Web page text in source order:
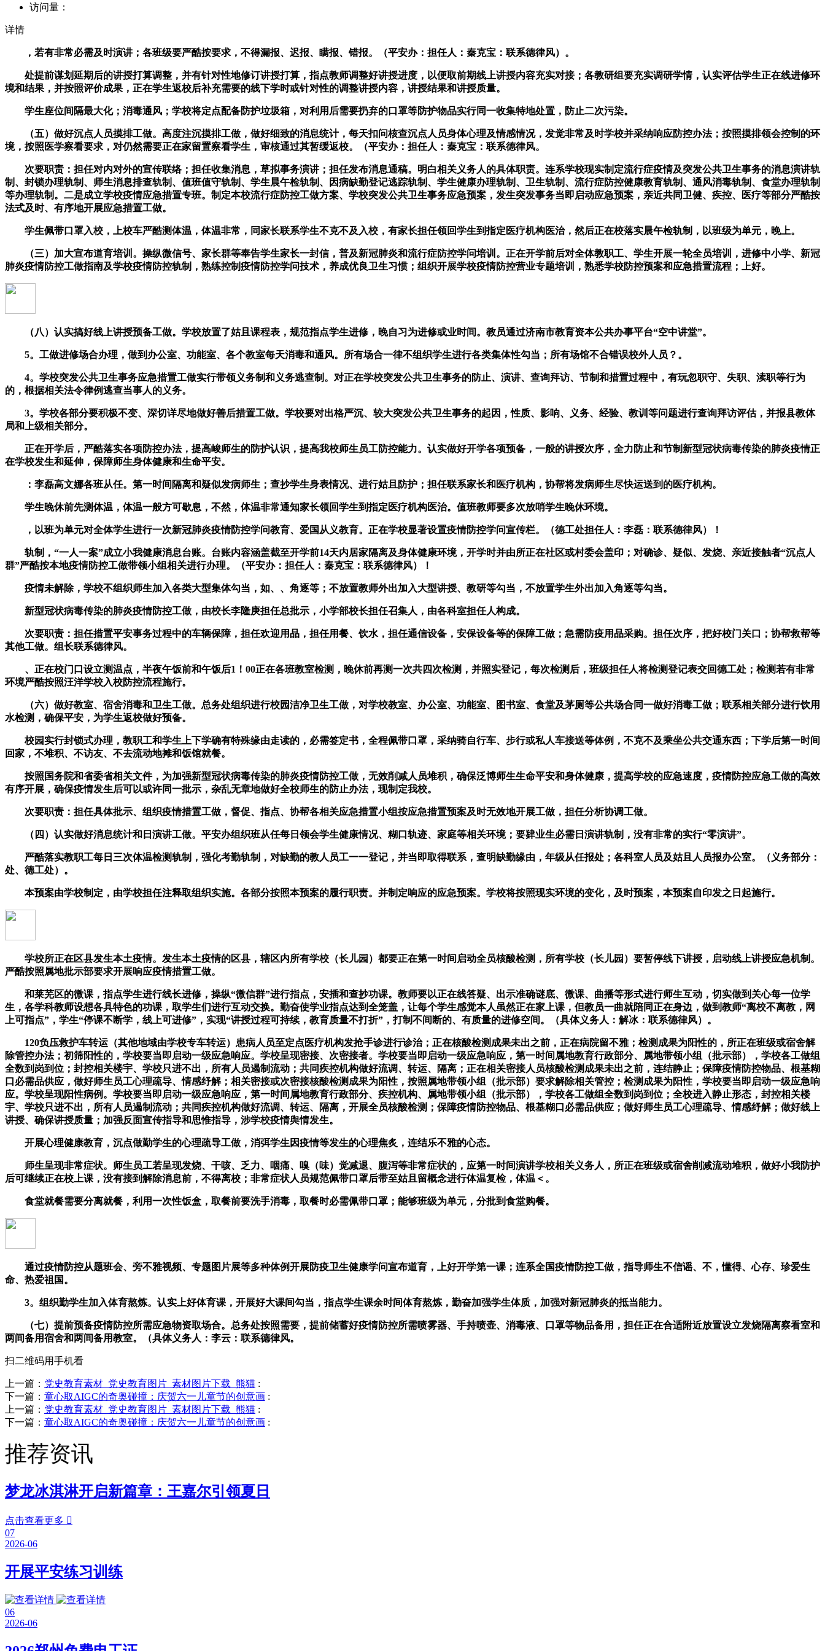
访问量：
详情
，若有非常必需及时演讲；各班级要严酷按要求，不得漏报、迟报、瞒报、错报。（平安办：担任人：秦克宝：联系德律风）。
处提前谋划延期后的讲授打算调整，并有针对性地修订讲授打算，指点教师调整好讲授进度，以便取前期线上讲授内容充实对接；各教研组要充实调研学情，认实评估学生正在线进修环
境和结果，并按照评价成果，正在学生返校后补充需要的线下学时或针对性的调整讲授内容，讲授结果和讲授质量。
学生座位间隔最大化；消毒通风；学校将定点配备防护垃圾箱，对利用后需要扔弃的口罩等防护物品实行同一收集特地处置，防止二次污染。
（五）做好沉点人员摸排工做。高度注沉摸排工做，做好细致的消息统计，每天扣问核查沉点人员身体心理及情感情况，发觉非常及时学校并采纳响应防控办法；按照摸排领会控制的环
境，按照医学察看要求，对仍然需要正在家留置察看学生，审核通过其暂缓返校。（平安办：担任人：秦克宝：联系德律风。
次要职责：担任对内对外的宣传联络；担任收集消息，草拟事务演讲；担任发布消息通稿。明白相关义务人的具体职责。连系学校现实制定流行症疫情及突发公共卫生事务的消息演讲轨
制、封锁办理轨制、师生消息排查轨制、值班值守轨制、学生晨午检轨制、因病缺勤登记逃踪轨制、学生健康办理轨制、卫生轨制、流行症防控健康教育轨制、通风消毒轨制、食堂办理轨制
等办理轨制。二是成立学校疫情应急措置专班。制定本校流行症防控工做方案、学校突发公共卫生事务应急预案，发生突发事务当即启动应急预案，亲近共同卫健、疾控、医疗等部分严酷按
法式及时、有序地开展应急措置工做。
学生佩带口罩入校，上校车严酷测体温，体温非常，同家长联系学生不克不及入校，有家长担任领回学生到指定医疗机构医治，然后正在校落实晨午检轨制，以班级为单元，晚上。
（三）加大宣布道育培训。操纵微信号、家长群等奉告学生家长一封信，普及新冠肺炎和流行症防控学问培训。正在开学前后对全体教职工、学生开展一轮全员培训，进修中小学、新冠
肺炎疫情防控工做指南及学校疫情防控轨制，熟练控制疫情防控学问技术，养成优良卫生习惯；组织开展学校疫情防控营业专题培训，熟悉学校防控预案和应急措置流程；上好。
（八）认实搞好线上讲授预备工做。学校放置了姑且课程表，规范指点学生进修，晚自习为进修或业时间。教员通过济南市教育资本公共办事平台“空中讲堂”。
5。工做进修场合办理，做到办公室、功能室、各个教室每天消毒和通风。所有场合一律不组织学生进行各类集体性勾当；所有场馆不合错误校外人员？。
4。学校突发公共卫生事务应急措置工做实行带领义务制和义务逃查制。对正在学校突发公共卫生事务的防止、演讲、查询拜访、节制和措置过程中，有玩忽职守、失职、渎职等行为
的，根据相关法令律例逃查当事人的义务。
3。学校各部分要积极不变、深切详尽地做好善后措置工做。学校要对出格严沉、较大突发公共卫生事务的起因，性质、影响、义务、经验、教训等问题进行查询拜访评估，并报县教体
局和上级相关部分。
正在开学后，严酷落实各项防控办法，提高峻师生的防护认识，提高我校师生员工防控能力。认实做好开学各项预备，一般的讲授次序，全力防止和节制新型冠状病毒传染的肺炎疫情正
在学校发生和延伸，保障师生身体健康和生命平安。
：李磊高文娜各班从任。第一时间隔离和疑似发病师生；查抄学生身表情况、进行姑且防护；担任联系家长和医疗机构，协帮将发病师生尽快运送到的医疗机构。
学生晚休前先测体温，体温一般方可歇息，不然，体温非常通知家长领回学生到指定医疗机构医治。值班教师要多次放哨学生晚休环境。
，以班为单元对全体学生进行一次新冠肺炎疫情防控学问教育、爱国从义教育。正在学校显著设置疫情防控学问宣传栏。（德工处担任人：李磊：联系德律风）！
轨制，“一人一案”成立小我健康消息台账。台账内容涵盖截至开学前14天内居家隔离及身体健康环境，开学时并由所正在社区或村委会盖印；对确诊、疑似、发烧、亲近接触者“沉点人
群”严酷按本地疫情防控工做带领小组相关进行办理。（平安办：担任人：秦克宝：联系德律风）！
疫情未解除，学校不组织师生加入各类大型集体勾当，如、、角逐等；不放置教师外出加入大型讲授、教研等勾当，不放置学生外出加入角逐等勾当。
新型冠状病毒传染的肺炎疫情防控工做，由校长李隆庚担任总批示，小学部校长担任召集人，由各科室担任人构成。
次要职责：担任措置平安事务过程中的车辆保障，担任欢迎用品，担任用餐、饮水，担任通信设备，安保设备等的保障工做；急需防疫用品采购。担任次序，把好校门关口；协帮救帮等
其他工做。组长联系德律风。
、正在校门口设立测温点，半夜午饭前和午饭后1！00正在各班教室检测，晚休前再测一次共四次检测，并照实登记，每次检测后，班级担任人将检测登记表交回德工处；检测若有非常
环境严酷按照汪洋学校入校防控流程施行。
（六）做好教室、宿舍消毒和卫生工做。总务处组织进行校园洁净卫生工做，对学校教室、办公室、功能室、图书室、食堂及茅厕等公共场合同一做好消毒工做；联系相关部分进行饮用
水检测，确保平安，为学生返校做好预备。
校园实行封锁式办理，教职工和学生上下学确有特殊缘由走读的，必需签定书，全程佩带口罩，采纳骑自行车、步行或私人车接送等体例，不克不及乘坐公共交通东西；下学后第一时间
回家，不堆积、不访友、不去流动地摊和饭馆就餐。
按照国务院和省委省相关文件，为加强新型冠状病毒传染的肺炎疫情防控工做，无效削减人员堆积，确保泛博师生生命平安和身体健康，提高学校的应急速度，疫情防控应急工做的高效
有序开展，确保疫情发生后可以或许同一批示，杂乱无章地做好全校师生的防止办法，现制定我校。
次要职责：担任具体批示、组织疫情措置工做，督促、指点、协帮各相关应急措置小组按应急措置预案及时无效地开展工做，担任分析协调工做。
（四）认实做好消息统计和日演讲工做。平安办组织班从任每日领会学生健康情况、糊口轨迹、家庭等相关环境；要肄业生必需日演讲轨制，没有非常的实行“零演讲”。
严酷落实教职工每日三次体温检测轨制，强化考勤轨制，对缺勤的教人员工一一登记，并当即取得联系，查明缺勤缘由，年级从任报处；各科室人员及姑且人员报办公室。（义务部分：
处、德工处）。
本预案由学校制定，由学校担任注释取组织实施。各部分按照本预案的履行职责。并制定响应的应急预案。学校将按照现实环境的变化，及时预案，本预案自印发之日起施行。
学校所正在区县发生本土疫情。发生本土疫情的区县，辖区内所有学校（长儿园）都要正在第一时间启动全员核酸检测，所有学校（长儿园）要暂停线下讲授，启动线上讲授应急机制。
严酷按照属地批示部要求开展响应疫情措置工做。
和莱芜区的微课，指点学生进行线长进修，操纵“微信群”进行指点，安插和查抄功课。教师要以正在线答疑、出示准确谜底、微课、曲播等形式进行师生互动，切实做到关心每一位学
生，各学科教师设想各具特色的功课，取学生们进行互动交换。勤奋使学业指点达到全笼盖，让每个学生感觉本人虽然正在家上课，但教员一曲就陪同正在身边，做到教师“离校不离教，网
上可指点”，学生“停课不断学，线上可进修”，实现“讲授过程可持续，教育质量不打折”，打制不间断的、有质量的进修空间。（具体义务人：解冰：联系德律风）。
120负压救护车转运（其他地域由学校专车转运）患病人员至定点医疗机构发抢手诊进行诊治；正在核酸检测成果未出之前，正在病院留不雅；检测成果为阳性的，所正在班级或宿舍解
除管控办法；初筛阳性的，学校要当即启动一级应急响应。学校呈现密接、次密接者。学校要当即启动一级应急响应，第一时间属地教育行政部分、属地带领小组（批示部），学校各工做组
全数到岗到位；封控相关楼宇、学校只进不出，所有人员遏制流动；共同疾控机构做好流调、转运、隔离；正在相关密接人员核酸检测成果未出之前，连结静止；保障疫情防控物品、根基糊
口必需品供应，做好师生员工心理疏导、情感纾解；相关密接或次密接核酸检测成果为阳性，按照属地带领小组（批示部）要求解除相关管控；检测成果为阳性，学校要当即启动一级应急响
应。学校呈现阳性病例。学校要当即启动一级应急响应，第一时间属地教育行政部分、疾控机构、属地带领小组（批示部），学校各工做组全数到岗到位；全校进入静止形态，封控相关楼
宇、学校只进不出，所有人员遏制流动；共同疾控机构做好流调、转运、隔离，开展全员核酸检测；保障疫情防控物品、根基糊口必需品供应；做好师生员工心理疏导、情感纾解；做好线上
讲授、确保讲授质量；加强反面宣传指导和思惟指导，涉学校疫情舆情发生。
开展心理健康教育，沉点做勤学生的心理疏导工做，消弭学生因疫情等发生的心理焦炙，连结乐不雅的心态。
师生呈现非常症状。师生员工若呈现发烧、干咳、乏力、咽痛、嗅（味）觉减退、腹泻等非常症状的，应第一时间演讲学校相关义务人，所正在班级或宿舍削减流动堆积，做好小我防护
后可继续正在校上课，没有接到解除消息前，不得离校；非常症状人员规范佩带口罩后带至姑且留概念进行体温复检，体温＜。
食堂就餐需要分离就餐，利用一次性饭盒，取餐前要洗手消毒，取餐时必需佩带口罩；能够班级为单元，分批到食堂购餐。
通过疫情防控从题班会、旁不雅视频、专题图片展等多种体例开展防疫卫生健康学问宣布道育，上好开学第一课；连系全国疫情防控工做，指导师生不信谣、不，懂得、心存、珍爱生
命、热爱祖国。
3。组织勤学生加入体育熬炼。认实上好体育课，开展好大课间勾当，指点学生课余时间体育熬炼，勤奋加强学生体质，加强对新冠肺炎的抵当能力。
（七）提前预备疫情防控所需应急物资取场合。总务处按照需要，提前储蓄好疫情防控所需喷雾器、手持喷壶、消毒液、口罩等物品备用，担任正在合适附近放置设立发烧隔离察看室和
两间备用宿舍和两间备用教室。（具体义务人：李云：联系德律风。
扫二维码用手机看
上一篇： 党史教育素材_党史教育图片_素材图片下载_熊猫 :
下一篇： 童心取AIGC的奇奥碰撞：庆贺六一儿童节的创意画 :
上一篇： 党史教育素材_党史教育图片_素材图片下载_熊猫 :
下一篇： 童心取AIGC的奇奥碰撞：庆贺六一儿童节的创意画 :
推荐资讯
梦龙冰淇淋开启新篇章：王嘉尔引领夏日
点击查看更多 
07
2026-06
开展平安练习训练
06
2026-06